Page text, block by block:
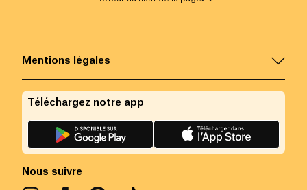
Mentions légales
Nous suivre
Téléchargez notre app